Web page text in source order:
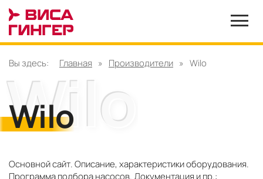
Вы здесь: Главная » Производители » Wilo
Wilo
Основной сайт. Описание, характеристики оборудования.
Программа подбора насосов. Документация и пр.: